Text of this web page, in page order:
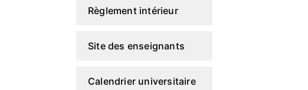
Règlement intérieur
Site des enseignants
Calendrier universitaire